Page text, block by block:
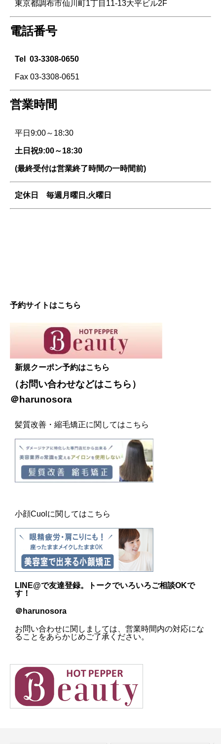
東京都調布市仙川町1丁目11-13大平ビル2F
電話番号
Tel 03-3308-0650
Fax 03-3308-0651
営業時間
平日9:00～18:30
土日祝9:00～18:30
(最終受付は営業終了時間の一時間前)
定休日 毎週 月曜日,火曜日
予約サイトはこちら
新規クーポン予約はこちら
（お問い合わせなどはこちら ）
＠harunosora
髪質改善・縮毛矯正に関してはこちら
小顔Cuolに関してはこちら
LINE@で友達登録。トークでいろいろご相談OKで
す！
＠harunosora
お問い合わせに関しましては、営業時間内の対応にな
ることをあらかじめご了承ください。